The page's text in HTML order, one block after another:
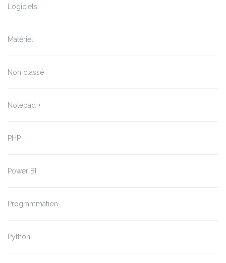
Logiciels
Matériel
Non classé
Notepad++
PHP
Power BI
Programmation
Python